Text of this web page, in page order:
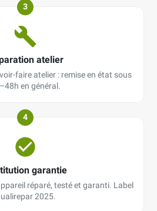
3
atelier
faire atelier : remise en état sous
en général.
4
garantie
réparé, testé et garanti. Label
2025.